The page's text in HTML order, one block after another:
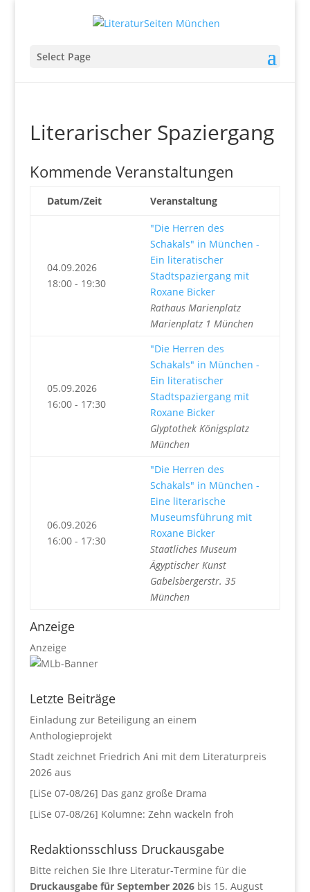
Select Page
Literarischer Spaziergang
Kommende Veranstaltungen
Datum/Zeit Veranstaltung
04.09.2026
18:00 - 19:30
"Die Herren des
Schakals" in München -
Ein literatischer
Stadtspaziergang mit
Roxane Bicker
Rathaus Marienplatz
Marienplatz 1 München
05.09.2026
16:00 - 17:30
"Die Herren des
Schakals" in München -
Ein literatischer
Stadtspaziergang mit
Roxane Bicker
Glyptothek Königsplatz
München
06.09.2026
16:00 - 17:30
"Die Herren des
Schakals" in München -
Eine literarische
Museumsführung mit
Roxane Bicker
Staatliches Museum
Ägyptischer Kunst
Gabelsbergerstr. 35
München
Anzeige
Anzeige
Letzte Beiträge
Einladung zur Beteiligung an einem
Anthologieprojekt
Stadt zeichnet Friedrich Ani mit dem Literaturpreis
2026 aus
[LiSe 07-08/26] Das ganz große Drama
[LiSe 07-08/26] Kolumne: Zehn wackeln froh
Redaktionsschluss Druckausgabe
Bitte reichen Sie Ihre Literatur-Termine für die
Druckausgabe für September 2026bis 15. August